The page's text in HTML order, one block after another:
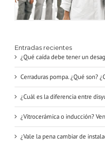
Entradas recientes
¿Qué caída debe tener un
Cerraduras pompa. ¿Qué son?
¿Cuál es la diferencia entre
¿Vitrocerámica o inducción?
¿Vale la pena cambiar de